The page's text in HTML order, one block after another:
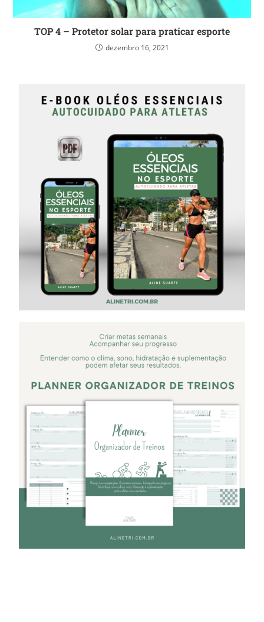
TOP 4 – Protetor solar para praticar esporte
dezembro 16, 2021